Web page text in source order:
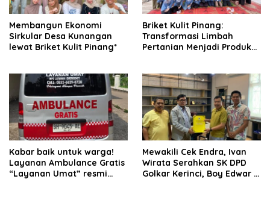
Membangun Ekonomi
Sirkular Desa Kunangan
lewat Briket Kulit Pinang*
Briket Kulit Pinang:
Transformasi Limbah
Pertanian Menjadi Produk
Kabar baik untuk warga!
Layanan Ambulance Gratis
“Layanan Umat” resmi
Mewakili Cek Endra, Ivan
Wirata Serahkan SK DPD
Golkar Kerinci, Boy Edwar :